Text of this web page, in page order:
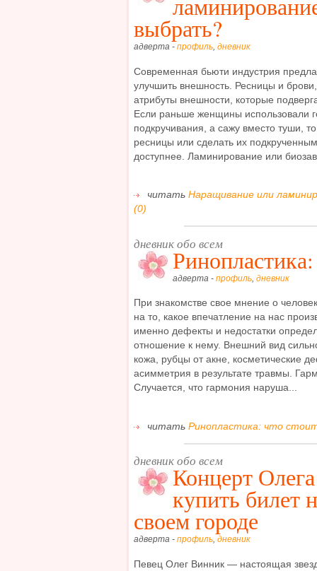
выбрать?
адверта - профиль, дневник
Современная бьюти индустрия
улучшить внешность. Ресницы и
атрибуты внешности, которые
Если раньше женщины использовали
подкручивания, а сажу вместо туши,
ресницы или сделать их
доступнее. Ламинирование или
читать Наращивание или
(0)
дневник обо всем
адверта - профиль, дневник
При знакомстве свое мнение о
на то, какое впечатление на нас
именно дефекты и недостатки
отношение к нему. Внешний вид
кожа, рубцы от акне, косметические
асимметрия в результате травмы.
Случается, что гармония наруша...
читать Ринопластика: что
дневник обо всем
Концерт
купить билет
своем городе
адверта - профиль, дневник
Певец Олег Винник — настоящая